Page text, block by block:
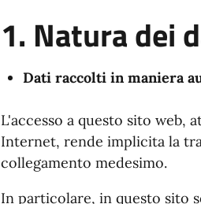
1. Natura dei
Dati raccolti in maniera
L'accesso a questo sito
Internet, rende implicita la
collegamento medesimo.
In particolare, in questo sito